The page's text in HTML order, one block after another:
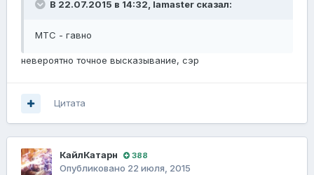
В 22.07.2015 в 14:32, lamaster сказал:
МТС - гавно
невероятно точное высказывание, сэр
Цитата
КайлКатарн 388
Опубликовано 22 июля, 2015